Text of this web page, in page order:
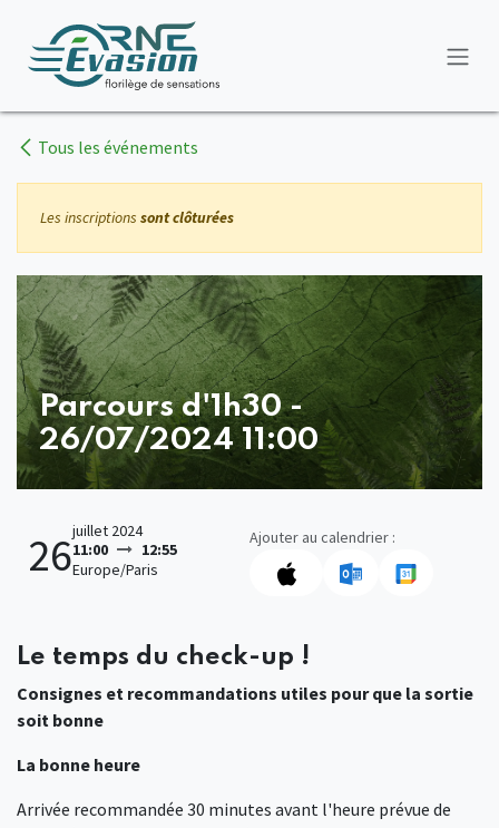
Tous les événements
Les inscriptions sont clôturées
Parcours d'1h30 -
26/07/2024 11:00
26juillet 2024
11:00
12:55
Europe/Paris
Ajouter au calendrier :
Le temps du check-up !
Consignes et recommandations utiles pour que la sortie
soit bonne
La bonne heure
Arrivée recommandée 30 minutes avant l'heure prévue de